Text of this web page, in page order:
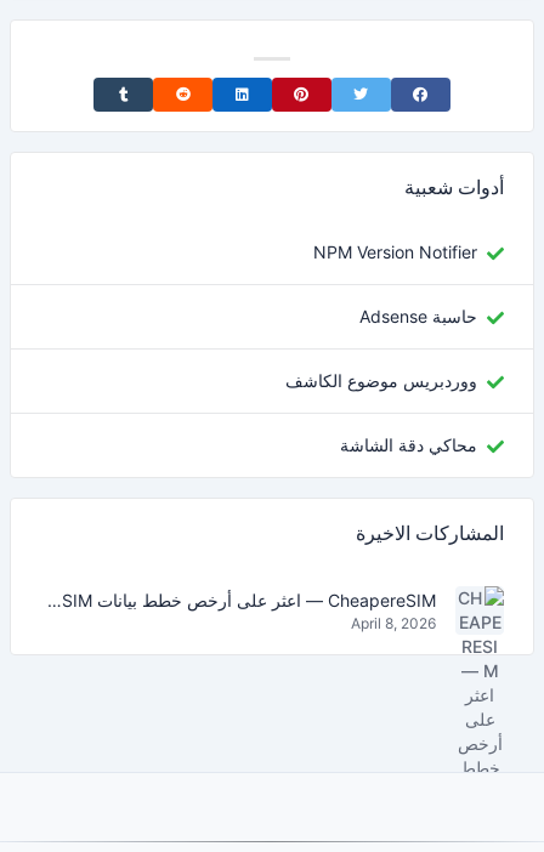
Share on Facebook
Share on Twitter
Share on Pinterest
Share on LinkedIn
Share on Reddit
Share on Tumblr
أدوات شعبية
NPM Version Notifier
حاسبة Adsense
ووردبريس موضوع الكاشف
محاكي دقة الشاشة
المشاركات الاخيرة
CheapereSIM — اعثر على أرخص خطط بيانات eSIM للسفر في 2026
April 8, 2026